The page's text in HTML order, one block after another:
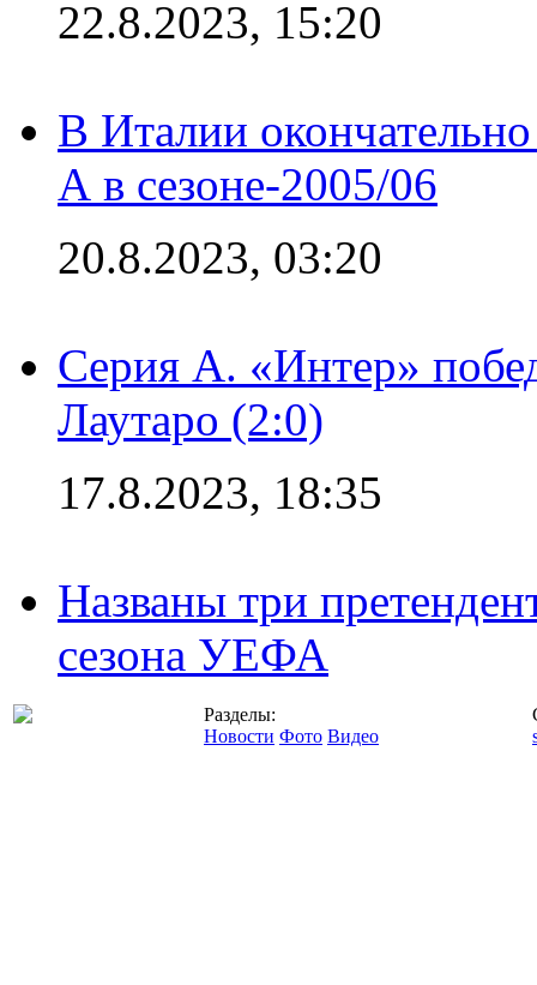
22.8.2023, 15:20
В Италии
А в сезоне-2005/06
20.8.2023, 03:20
Серия А. «Интер»
Лаутаро (2:0)
17.8.2023, 18:35
Названы три
сезона УЕФА
Разделы:
Новости Фото Видео